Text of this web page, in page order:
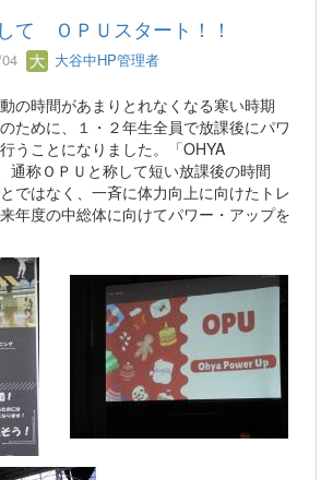
て ＯＰＵスタート！！
大谷中HP管理者
の時間があまりとれなくなる寒い時期
ために、１・２年生全員で放課後にパワ
うことになりました。「OHYA
称ＯＰＵと称して短い放課後の時間
ではなく、一斉に体力向上に向けたトレ
年度の中総体に向けてパワー・アップを